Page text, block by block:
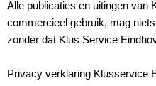
Alle publicaties en uitingen van
commercieel gebruik, mag
zonder dat Klus Service
Privacy verklaring Klusservice